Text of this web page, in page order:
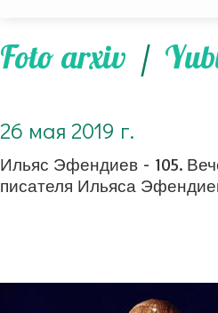
Foto arxiv /
26 мая 2019 г.
Ильяс Эфендиев - 105.
писателя Ильяса